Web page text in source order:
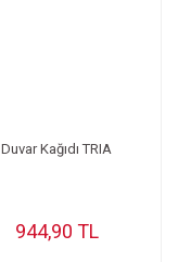
Duvar Kağıdı TRIA
944,90 TL